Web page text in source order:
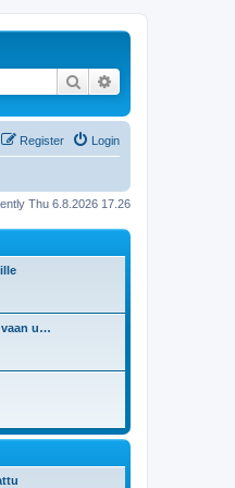
Search
Login
Register
Thu 6.8.2026 17.26
vaan u…